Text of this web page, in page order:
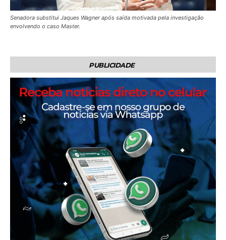
Senadora substitui Jaques Wagner após saída motivada pela investigação
envolvendo o caso Master.
PUBLICIDADE